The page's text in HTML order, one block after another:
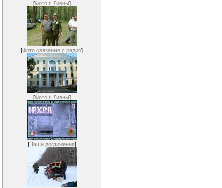
[Фото г. Ливны]
[Фото связаные с радио]
[Фото г. Ливны]
[Наши достижения]